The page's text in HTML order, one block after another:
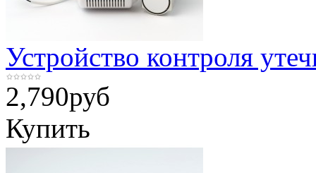
Устройство контроля
2,790руб
Купить